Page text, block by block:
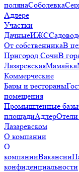
полянаСоболевка
Адлере
Участки
ДачныеИЖС
От собственникаВ
Пригород СочиВ
ЛазаревскаяМамайка
Коммерческие
Бары и рестораны
помещения
Промышленные базы
площадиАдлер
Лазаревском
О компании
О
компанииВакансии
конфиденциальности